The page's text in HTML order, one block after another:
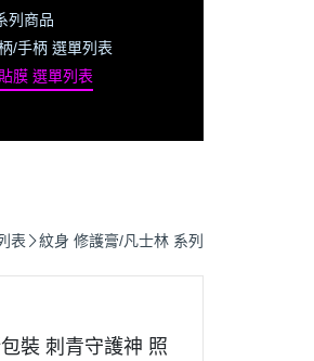
列商品
/手柄 選單列表
膜 選單列表
表 紋身 修護膏/凡士林 系列
裝 刺青守護神 照